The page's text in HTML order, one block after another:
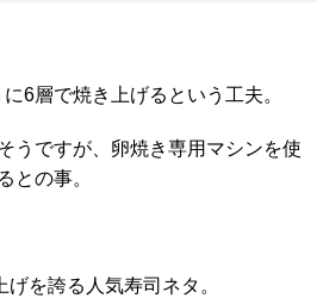
6層で焼き上げるという工夫。
うですが、卵焼き専用マシンを使
との事。
を誇る人気寿司ネタ。